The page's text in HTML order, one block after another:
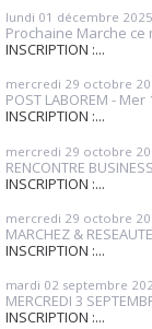
lundi 01 décembre 2025
Prochaine Marche ce
INSCRIPTION :...
mercredi 29 octobre
POST LABOREM - Mer
INSCRIPTION :...
mercredi 29 octobre
RENCONTRE
INSCRIPTION :...
mercredi 29 octobre
MARCHEZ &
INSCRIPTION :...
mardi 02 septembre
MERCREDI 3
INSCRIPTION :...